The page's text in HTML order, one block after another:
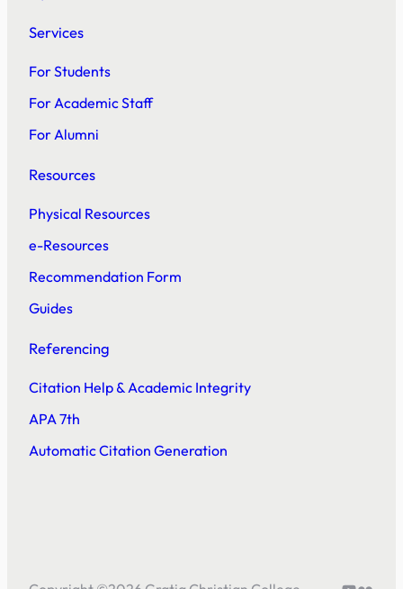
Services
For Students
For Academic Staff
For Alumni
Resources
Physical Resources
e-Resources
Recommendation Form
Guides
Referencing
Citation Help & Academic Integrity
APA 7th
Automatic Citation Generation